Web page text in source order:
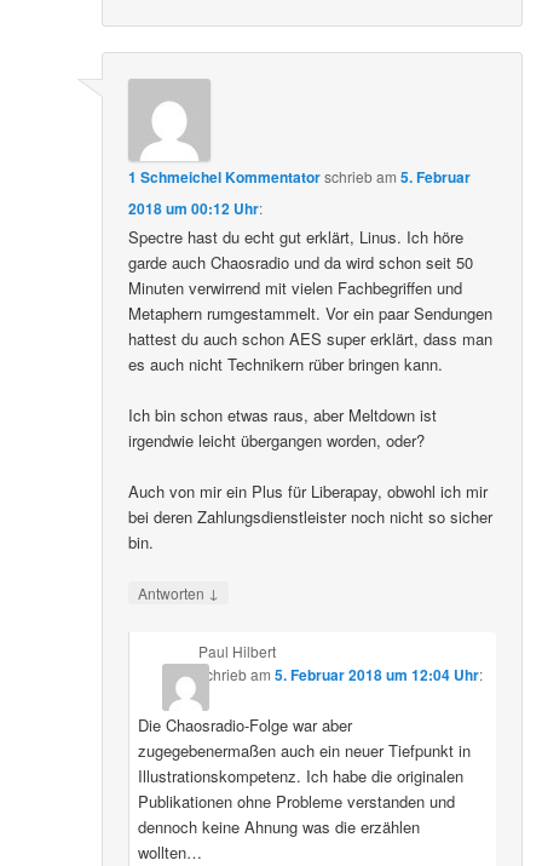
1 Schmeichel Kommentatorschriebam5. Februar
2018 um 00:12 Uhr:
Spectre hast du echt gut erklärt, Linus. Ich höre
garde auch Chaosradio und da wird schon seit 50
Minuten verwirrend mit vielen Fachbegriffen und
Metaphern rumgestammelt. Vor ein paar Sendungen
hattest du auch schon AES super erklärt, dass man
es auch nicht Technikern rüber bringen kann.
Ich bin schon etwas raus, aber Meltdown ist
irgendwie leicht übergangen worden, oder?
Auch von mir ein Plus für Liberapay, obwohl ich mir
bei deren Zahlungsdienstleister noch nicht so sicher
bin.
Antworten ↓
Paul Hilbert
schriebam 5. Februar 2018 um 12:04 Uhr:
Die Chaosradio-Folge war aber
zugegebenermaßen auch ein neuer Tiefpunkt in
Illustrationskompetenz. Ich habe die originalen
Publikationen ohne Probleme verstanden und
dennoch keine Ahnung was die erzählen
wollten…